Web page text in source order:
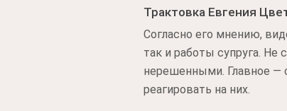
Трактовка Евгения
Согласно его мнению,
так и работы супруга. Не
нерешенными. Главное —
реагировать на них.